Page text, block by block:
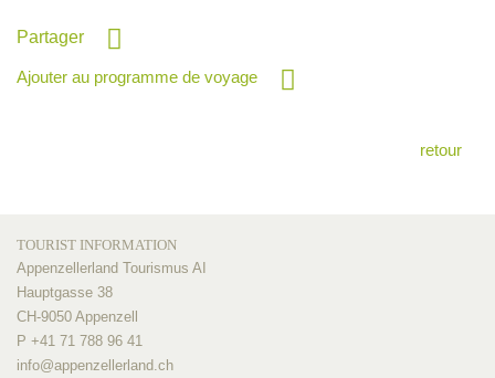
Partager
Ajouter au programme de voyage
retour
TOURIST INFORMATION
Appenzellerland Tourismus AI
Hauptgasse 38
CH-9050 Appenzell
P +41 71 788 96 41
info@appenzellerland.ch